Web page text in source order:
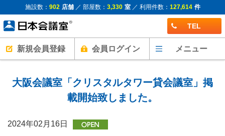
施設数： 902 店舗／ 部屋数： 3,330 室／ 利用件数： 127,614 件
TEL
新規会員登録 会員ログイン メニュー
大阪会議室「クリスタルタワー貸会議室」掲
載開始致しました。
2024年02月16日